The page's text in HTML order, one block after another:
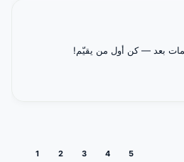
بعد — كن أول من يقيّم!
1 2 3 4 5